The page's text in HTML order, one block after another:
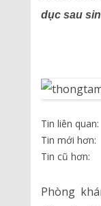
dục sau
Tin liên quan:
Tin mới hơn:
Tin cũ hơn:
Phòng